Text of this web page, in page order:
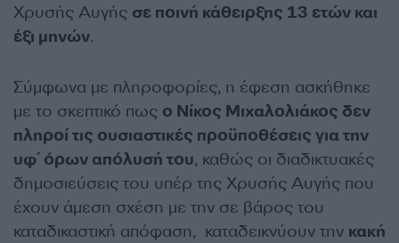
Χρυσής Αυγής σε ποινή κάθειρξης 13 ετών και
έξι μηνών.
Σύμφωνα με πληροφορίες, η έφεση ασκήθηκε
με το σκεπτικό πως ο Νίκος Μιχαλολιάκος δεν
πληροί τις ουσιαστικές προϋποθέσεις για την
υφ΄ όρων απόλυσή του, καθώς οι διαδικτυακές
δημοσιεύσεις του υπέρ της Χρυσής Αυγής που
έχουν άμεση σχέση με την σε βάρος του
καταδικαστική απόφαση, καταδεικνύουν την κακή